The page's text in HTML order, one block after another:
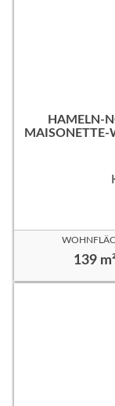
HAMELN-
AISONETTE-
139